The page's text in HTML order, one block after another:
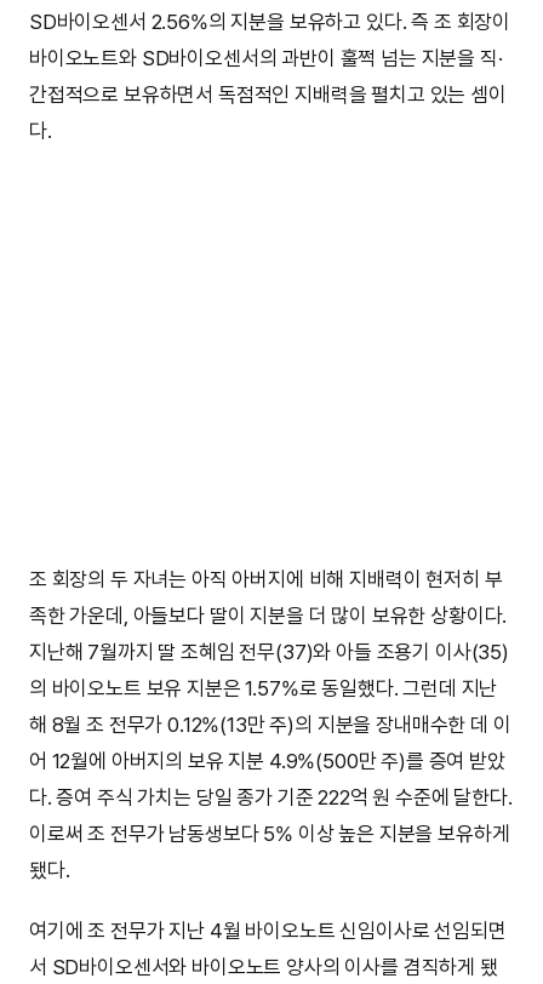
SD바이오센서 2.56%의 지분을 보유하고 있다. 즉 조 회장이
바이오노트와 SD바이오센서의 과반이 훌쩍 넘는 지분을 직·
간접적으로 보유하면서 독점적인 지배력을 펼치고 있는 셈이
다.
조 회장의 두 자녀는 아직 아버지에 비해 지배력이 현저히 부
족한 가운데, 아들보다 딸이 지분을 더 많이 보유한 상황이다.
지난해 7월까지 딸 조혜임 전무(37)와 아들 조용기 이사(35)
의 바이오노트 보유 지분은 1.57%로 동일했다. 그런데 지난
해 8월 조 전무가 0.12%(13만 주)의 지분을 장내매수한 데 이
어 12월에 아버지의 보유 지분 4.9%(500만 주)를 증여 받았
다. 증여 주식 가치는 당일 종가 기준 222억 원 수준에 달한다.
이로써 조 전무가 남동생보다 5% 이상 높은 지분을 보유하게
됐다.
여기에 조 전무가 지난 4월 바이오노트 신임이사로 선임되면
서 SD바이오센서와 바이오노트 양사의 이사를 겸직하게 됐